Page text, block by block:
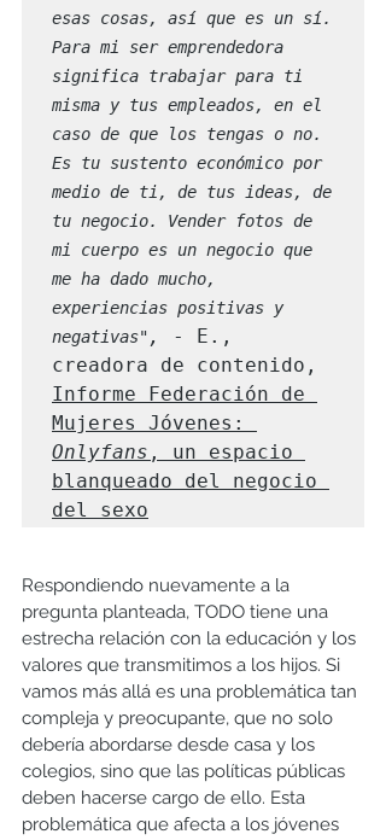
esas cosas, así que es un sí.
Para mi ser emprendedora
significa trabajar para ti
misma y tus empleados, en el
caso de que los tengas o no.
Es tu sustento económico por
medio de ti, de tus ideas, de
tu negocio. Vender fotos de
mi cuerpo es un negocio que
me ha dado mucho,
experiencias positivas y
negativas" ,
- E.,
Informe Federación de
Onlyfans , un espacio
blanqueado del negocio
del sexo
Respondiendo nuevamente a la
pregunta planteada, TODO tiene una
estrecha relación con la educación y los
valores que transmitimos a los hijos. Si
vamos más allá es una problemática tan
compleja y preocupante, que no solo
debería abordarse desde casa y los
colegios, sino que las políticas públicas
deben hacerse cargo de ello. Esta
problemática que afecta a los jóvenes